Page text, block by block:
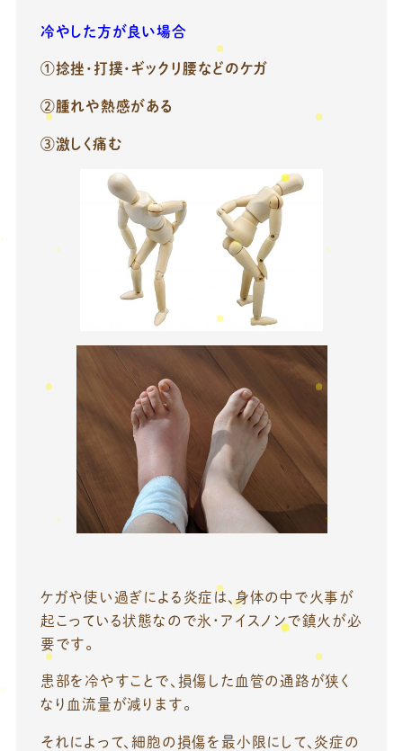
冷やした方が良い場合
①捻挫・打撲・ギックリ腰などのケガ
②腫れや熱感がある
③激しく痛む
ケガや使い過ぎによる炎症は、身体の中で火事が
起こっている状態なので氷・アイスノンで鎮火が必
要です。
患部を冷やすことで、損傷した血管の通路が狭く
なり血流量が減ります。
それによって、細胞の損傷を最小限にして、炎症の